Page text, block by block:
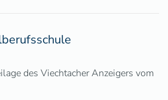
des Viechtacher Anzeigers vom